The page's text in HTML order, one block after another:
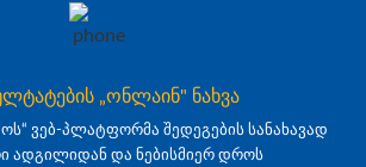
„ონლაინ" ნახვა
ვებ-პლატფორმა შედეგების სანახავად
ადგილიდან და ნებისმიერ დროს